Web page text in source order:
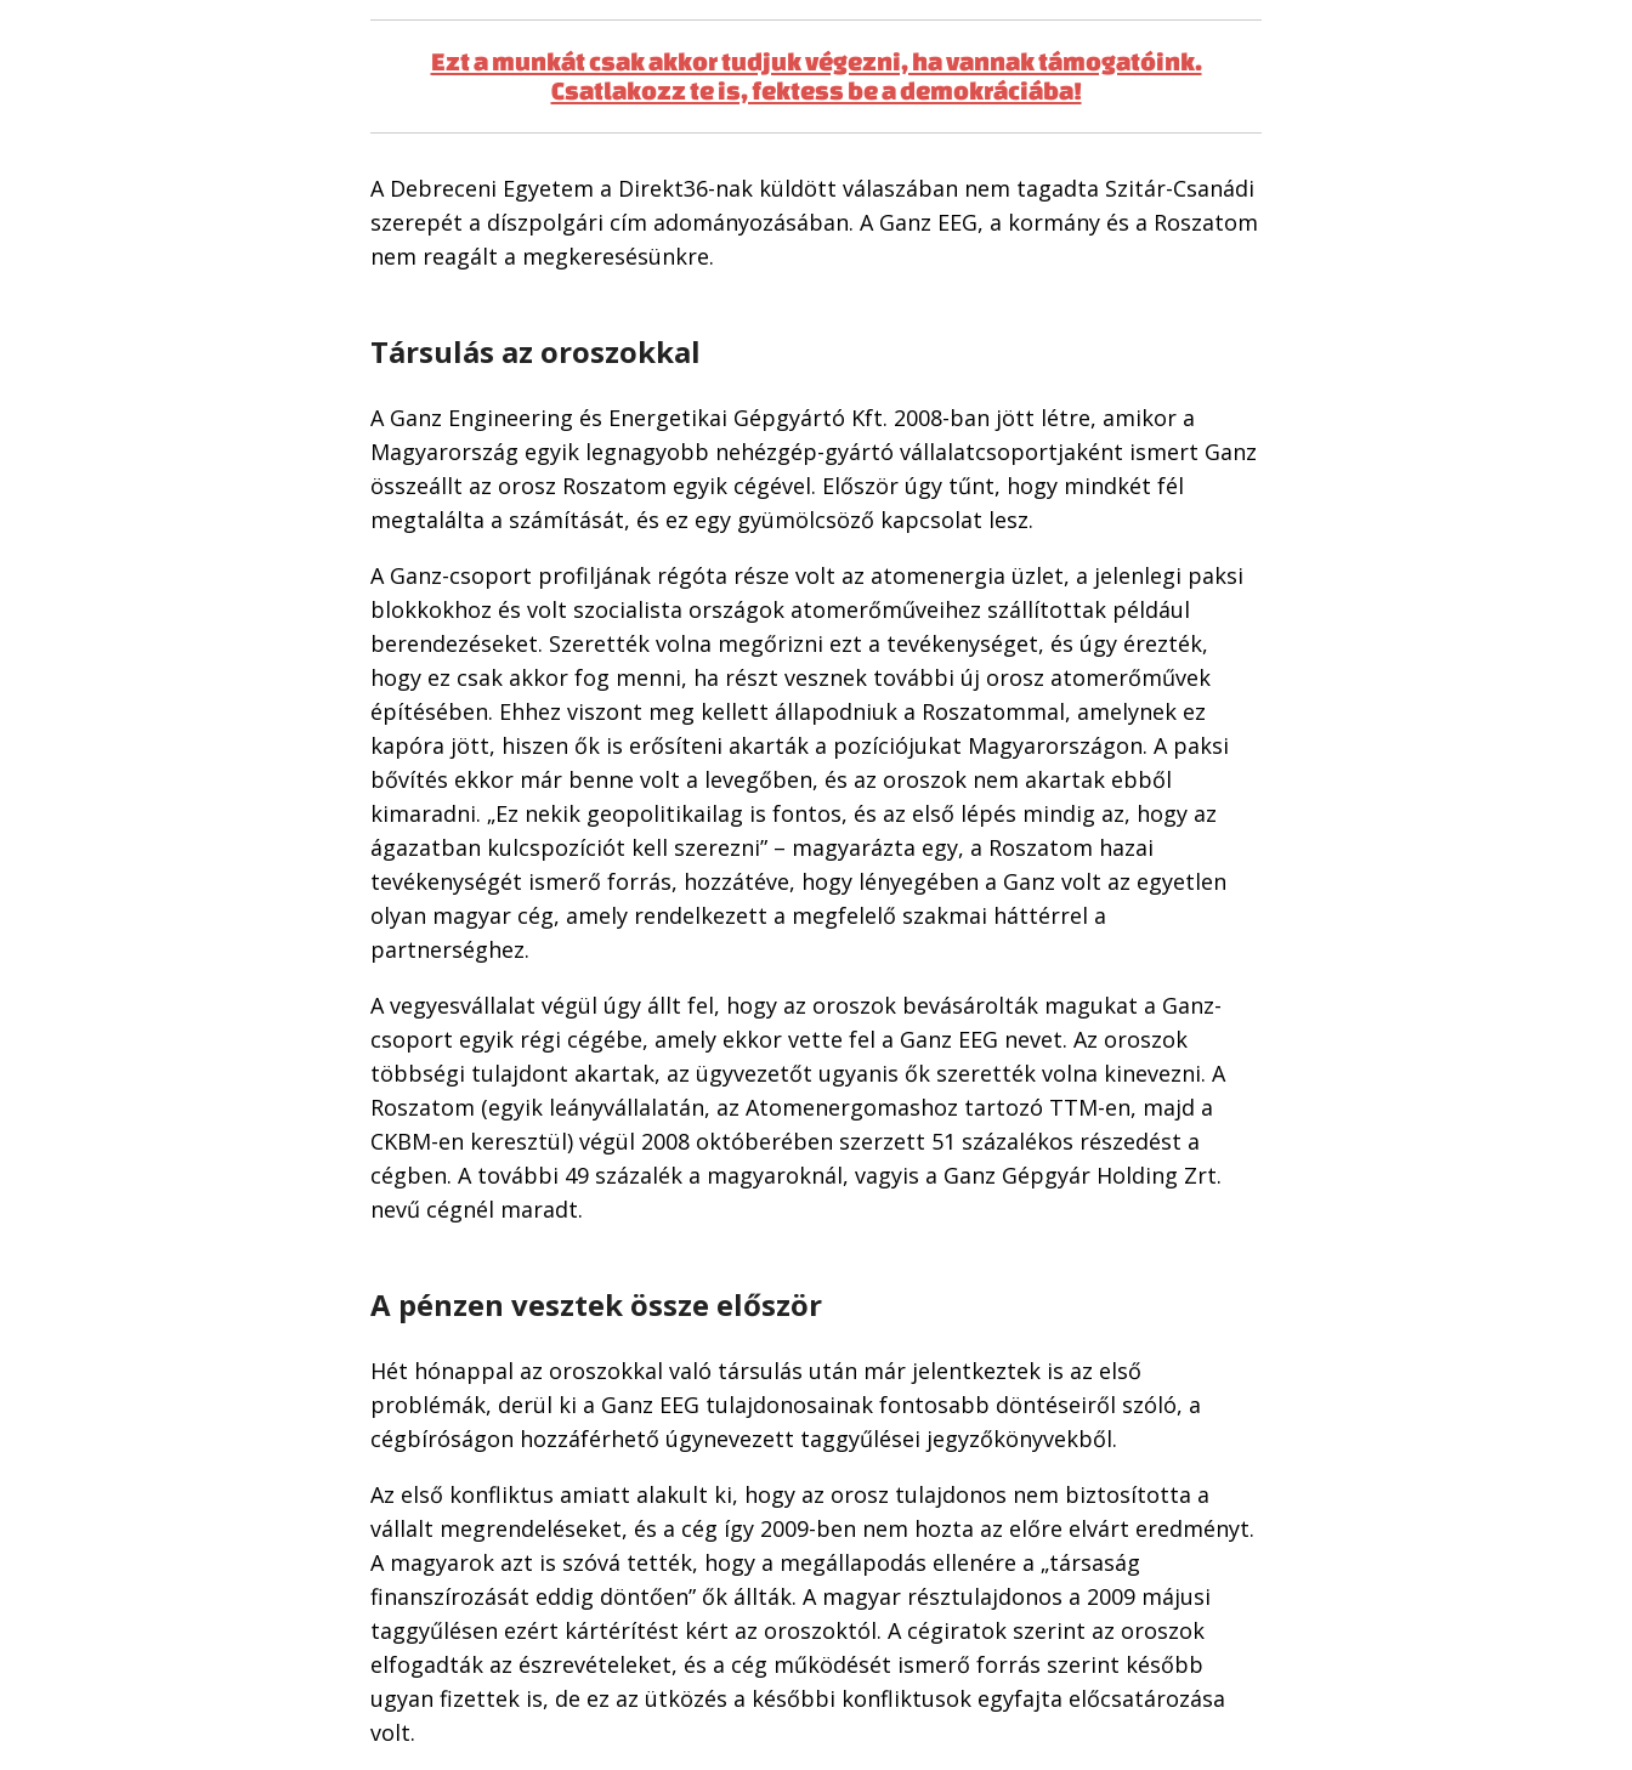
Ezt a munkát csak akkor tudjuk végezni, ha vannak támogatóink.
Csatlakozz te is, fektess be a demokráciába!
A Debreceni Egyetem a Direkt36-nak küldött válaszában nem tagadta Szitár-Csanádi
szerepét a díszpolgári cím adományozásában. A Ganz EEG, a kormány és a Roszatom
nem reagált a megkeresésünkre.
Társulás az oroszokkal
A Ganz Engineering és Energetikai Gépgyártó Kft. 2008-ban jött létre, amikor a
Magyarország egyik legnagyobb nehézgép-gyártó vállalatcsoportjaként ismert Ganz
összeállt az orosz Roszatom egyik cégével. Először úgy tűnt, hogy mindkét fél
megtalálta a számítását, és ez egy gyümölcsöző kapcsolat lesz.
A Ganz-csoport profiljának régóta része volt az atomenergia üzlet, a jelenlegi paksi
blokkokhoz és volt szocialista országok atomerőműveihez szállítottak például
berendezéseket. Szerették volna megőrizni ezt a tevékenységet, és úgy érezték,
hogy ez csak akkor fog menni, ha részt vesznek további új orosz atomerőművek
építésében. Ehhez viszont meg kellett állapodniuk a Roszatommal, amelynek ez
kapóra jött, hiszen ők is erősíteni akarták a pozíciójukat Magyarországon. A paksi
bővítés ekkor már benne volt a levegőben, és az oroszok nem akartak ebből
kimaradni. „Ez nekik geopolitikailag is fontos, és az első lépés mindig az, hogy az
ágazatban kulcspozíciót kell szerezni” – magyarázta egy, a Roszatom hazai
tevékenységét ismerő forrás, hozzátéve, hogy lényegében a Ganz volt az egyetlen
olyan magyar cég, amely rendelkezett a megfelelő szakmai háttérrel a
partnerséghez.
A vegyesvállalat végül úgy állt fel, hogy az oroszok bevásárolták magukat a Ganz-
csoport egyik régi cégébe, amely ekkor vette fel a Ganz EEG nevet. Az oroszok
többségi tulajdont akartak, az ügyvezetőt ugyanis ők szerették volna kinevezni. A
Roszatom (egyik leányvállalatán, az Atomenergomashoz tartozó TTM-en, majd a
CKBM-en keresztül) végül 2008 októberében szerzett 51 százalékos részedést a
cégben. A további 49 százalék a magyaroknál, vagyis a Ganz Gépgyár Holding Zrt.
nevű cégnél maradt.
A pénzen vesztek össze először
Hét hónappal az oroszokkal való társulás után már jelentkeztek is az első
problémák, derül ki a Ganz EEG tulajdonosainak fontosabb döntéseiről szóló, a
cégbíróságon hozzáférhető úgynevezett taggyűlései jegyzőkönyvekből.
Az első konfliktus amiatt alakult ki, hogy az orosz tulajdonos nem biztosította a
vállalt megrendeléseket, és a cég így 2009-ben nem hozta az előre elvárt eredményt.
A magyarok azt is szóvá tették, hogy a megállapodás ellenére a „társaság
finanszírozását eddig döntően” ők állták. A magyar résztulajdonos a 2009 májusi
taggyűlésen ezért kártérítést kért az oroszoktól. A cégiratok szerint az oroszok
elfogadták az észrevételeket, és a cég működését ismerő forrás szerint később
ugyan fizettek is, de ez az ütközés a későbbi konfliktusok egyfajta előcsatározása
volt.